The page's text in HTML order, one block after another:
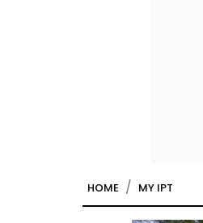
HOME MY IPT